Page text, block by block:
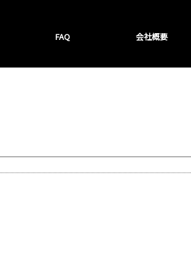
FAQ 会社概要